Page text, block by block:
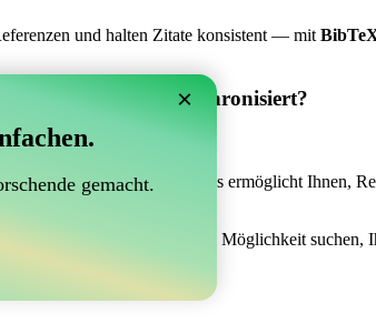
und halten Zitate konsistent — mit
mit Overleaf synchronisiert?
synchronisiert?“
genau das Richtige sein! Es ermöglicht Ihnen,
also nach einer einfachen Möglichkeit suchen,
×
gemacht.